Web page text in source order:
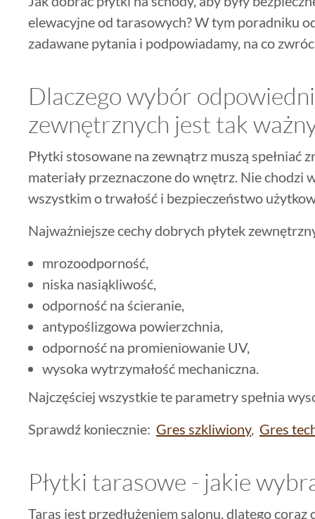
elewacyjne od tarasowych? W tym poradniku
zadawane pytania i podpowiadamy, na co
Dlaczego wybór
zewnętrznych jest tak
Płytki stosowane na zewnątrz muszą spełniać
materiały przeznaczone do wnętrz. Nie chodzi
wszystkim o trwałość i bezpieczeństwo
Najważniejsze cechy dobrych płytek
mrozoodporność,
niska nasiąkliwość,
odporność na ścieranie,
antypoślizgowa powierzchnia,
odporność na promieniowanie UV,
wysoka wytrzymałość mechaniczna.
Najczęściej wszystkie te parametry spełnia
Sprawdź koniecznie: Gres szkliwiony, Gres
Płytki tarasowe - jakie
Taras jest przedłużeniem salonu, dlatego coraz